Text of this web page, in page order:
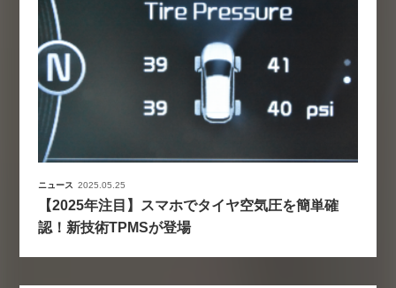
ニュース 2025.05.25
【2025年注目】スマホでタイヤ空気圧を簡単確
認！新技術TPMSが登場